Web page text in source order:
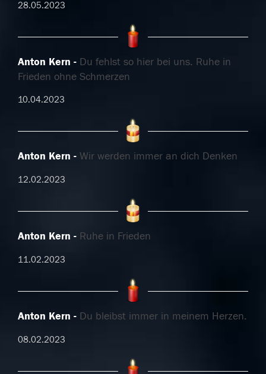
28.05.2023
Anton Kern
Du fehlst so hier bei uns. Ruhe in
Frieden ohne Schmerzen
10.04.2023
Anton Kern Wir werden immer an dich Denken
12.02.2023
Anton Kern Ruhe in Frieden
11.02.2023
Anton Kern Du bleibst immer in meinem Herzen.
08.02.2023